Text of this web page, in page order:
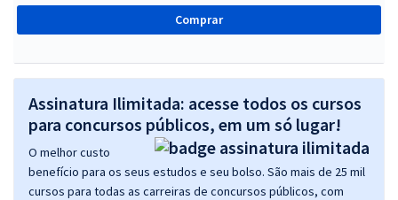
Comprar
Assinatura Ilimitada: acesse todos os cursos
para concursos públicos, em um só lugar!
O melhor custo
benefício para os seus estudos e seu bolso. São mais de 25 mil
cursos para todas as carreiras de concursos públicos, com